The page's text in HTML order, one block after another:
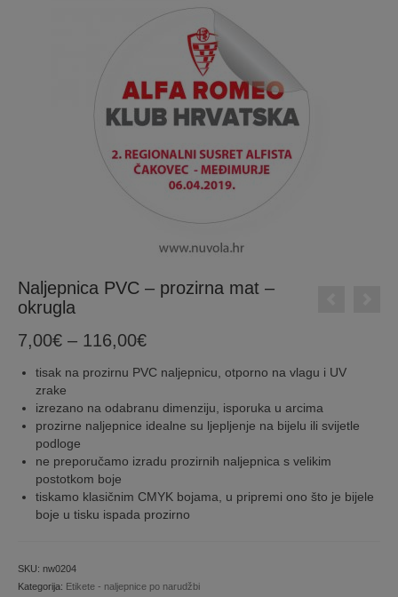
Naljepnica PVC – prozirna mat –
okrugla
7,00€ – 116,00€Price
7,00€
116,00€
tisak na prozirnu PVC naljepnicu, otporno na vlagu i UV
zrake
izrezano na odabranu dimenziju, isporuka u arcima
prozirne naljepnice idealne su ljepljenje na bijelu ili svijetle
podloge
ne preporučamo izradu prozirnih naljepnica s velikim
postotkom boje
tiskamo klasičnim CMYK bojama, u pripremi ono što je bijele
boje u tisku ispada prozirno
SKU: nw0204
Kategorija: Etikete - naljepnice po narudžbi